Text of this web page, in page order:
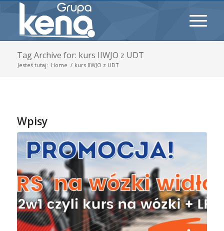
Tag Archive for: kurs IIWJO z UDT
Jesteś tutaj: Home / kurs IIWJO z UDT
Wpisy